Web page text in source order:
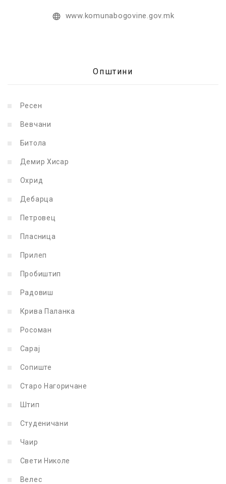
www.komunabogovine.gov.mk
Општини
Ресен
Вевчани
Битола
Демир Хисар
Охрид
Дебарца
Петровец
Пласница
Прилеп
Пробиштип
Радовиш
Крива Паланка
Росоман
Сарај
Сопиште
Старо Нагоричане
Штип
Студеничани
Чаир
Свети Николе
Велес